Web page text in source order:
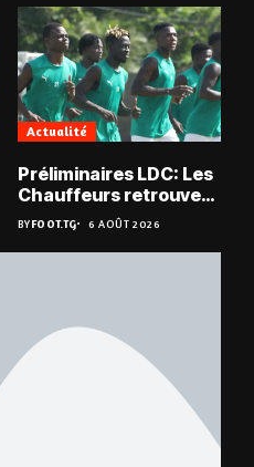
Actualité
Préliminaires LDC: Les
Chauffeurs retrouvent
les Mimos
BYFOOT.TG 6 AOÛT 2026